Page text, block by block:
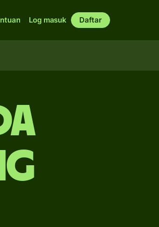
Log masuk Daftar